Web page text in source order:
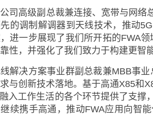
司高级副总裁兼连接、宽带与网络
的调制解调器到天线技术，推动
进一步展现了我们所开拓的FWA
性，并强化了我们致力于构建更智
解决方案事业群副总裁兼MBB事
与创新技术落地。基于高通X85和
入工作生活的各个环节提供了支撑
续携手高通，推动FWA应用向智